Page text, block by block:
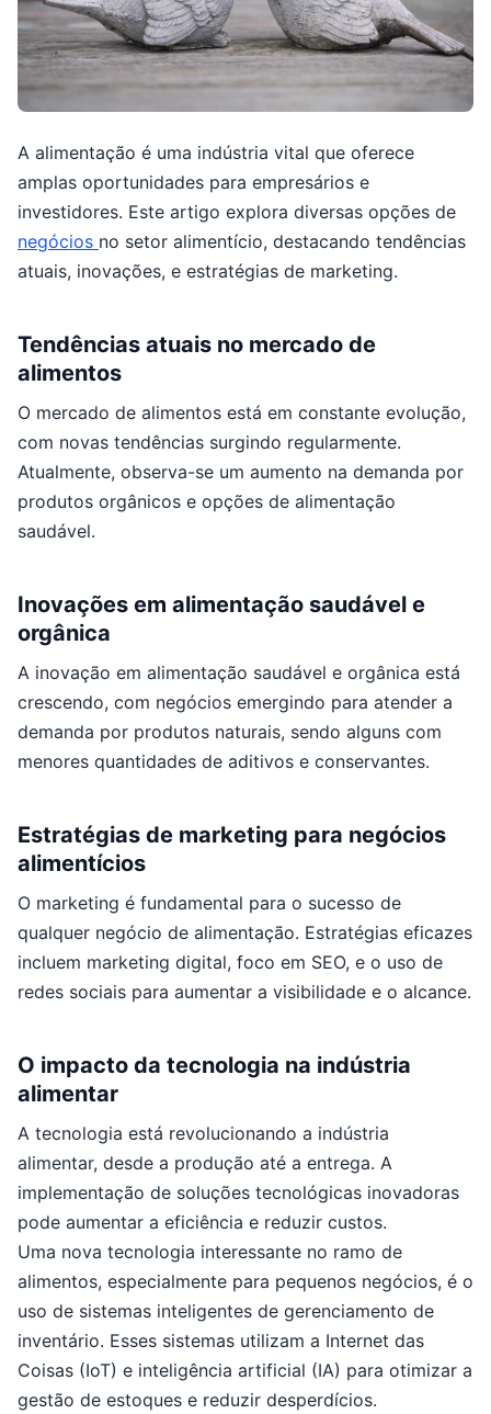
A alimentação é uma indústria vital que oferece
amplas oportunidades para empresários e
investidores. Este artigo explora diversas opções de
negócios no setor alimentício, destacando tendências
atuais, inovações, e estratégias de marketing.
Tendências atuais no mercado de
alimentos
O mercado de alimentos está em constante evolução,
com novas tendências surgindo regularmente.
Atualmente, observa-se um aumento na demanda por
produtos orgânicos e opções de alimentação
saudável.
Inovações em alimentação saudável e
orgânica
A inovação em alimentação saudável e orgânica está
crescendo, com negócios emergindo para atender a
demanda por produtos naturais, sendo alguns com
menores quantidades de aditivos e conservantes.
Estratégias de marketing para negócios
alimentícios
O marketing é fundamental para o sucesso de
qualquer negócio de alimentação. Estratégias eficazes
incluem marketing digital, foco em SEO, e o uso de
redes sociais para aumentar a visibilidade e o alcance.
O impacto da tecnologia na indústria
alimentar
A tecnologia está revolucionando a indústria
alimentar, desde a produção até a entrega. A
implementação de soluções tecnológicas inovadoras
pode aumentar a eficiência e reduzir custos.
Uma nova tecnologia interessante no ramo de
alimentos, especialmente para pequenos negócios, é o
uso de sistemas inteligentes de gerenciamento de
inventário. Esses sistemas utilizam a Internet das
Coisas (IoT) e inteligência artificial (IA) para otimizar a
gestão de estoques e reduzir desperdícios.